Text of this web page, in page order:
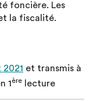
foncière. Les
la fiscalité.
et transmis à
1ère lecture